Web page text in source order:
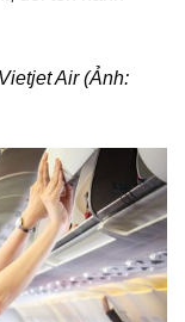
Air (Ảnh: